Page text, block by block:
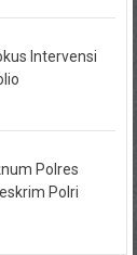
Intervensi
Polres
Polri